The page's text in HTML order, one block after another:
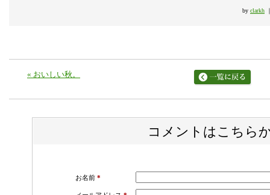
by clarkh
« おいしい秋。
コメントはこちら
お名前 *